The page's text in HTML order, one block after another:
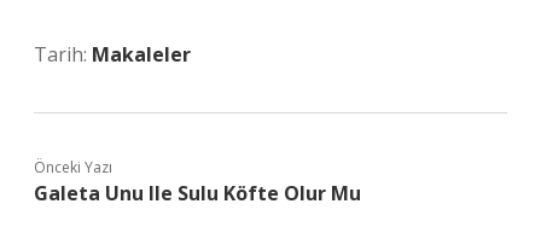
Tarih: Makaleler
Önceki Yazı
Galeta Unu Ile Sulu Köfte Olur Mu